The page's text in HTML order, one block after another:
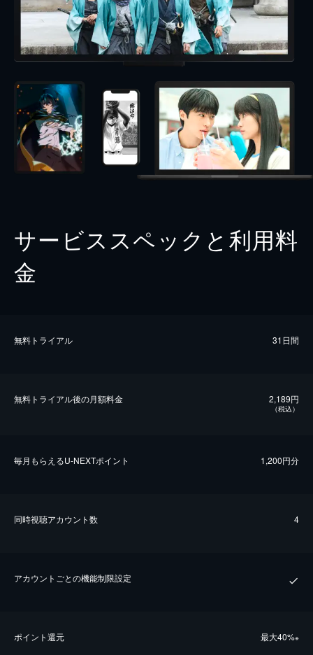
サービススペックと利用料
金
無料トライアル 31日間
無料トライアル後の⽉額料金 2,189円
（税込）
毎⽉もらえるU-NEXTポイント 1,200円分
同時視聴アカウント数 4
アカウントごとの機能制限設定
ポイント還元 最⼤40%※